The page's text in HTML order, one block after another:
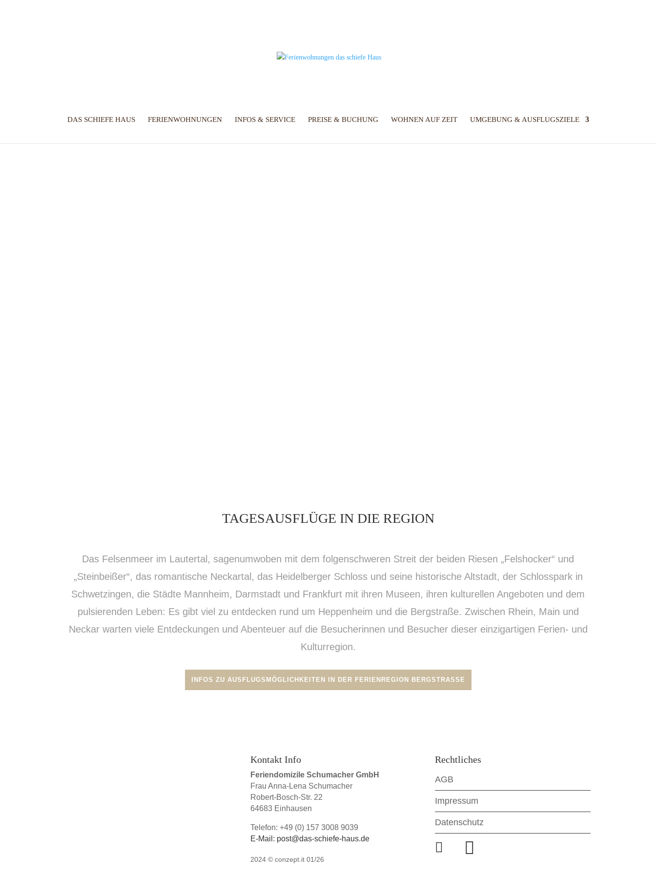
DAS SCHIEFE HAUS FERIENWOHNUNGEN INFOS & SERVICE PREISE & BUCHUNG WOHNEN AUF ZEIT UMGEBUNG & AUSFLUGSZIELE
TAGESAUSFLÜGE IN DIE REGION
Das Felsenmeer im Lautertal, sagenumwoben mit dem folgenschweren Streit der beiden Riesen „Felshocker“ und
„Steinbeißer“, das romantische Neckartal, das Heidelberger Schloss und seine historische Altstadt, der Schlosspark in
Schwetzingen, die Städte Mannheim, Darmstadt und Frankfurt mit ihren Museen, ihren kulturellen Angeboten und dem
pulsierenden Leben: Es gibt viel zu entdecken rund um Heppenheim und die Bergstraße. Zwischen Rhein, Main und
Neckar warten viele Entdeckungen und Abenteuer auf die Besucherinnen und Besucher dieser einzigartigen Ferien- und
Kulturregion.
INFOS ZU AUSFLUGSMÖGLICHKEITEN IN DER FERIENREGION BERGSTRASSE
Kontakt Info
Feriendomizile Schumacher GmbH
Frau Anna-Lena Schumacher
Robert-Bosch-Str. 22
64683 Einhausen
Telefon: +49 (0) 157 3008 9039
E-Mail: post@das-schiefe-haus.de
2024 © conzept.it 01/26
Rechtliches
AGB
Impressum
Datenschutz
 